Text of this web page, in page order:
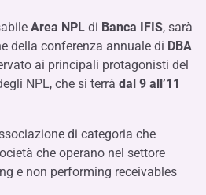
Area NPL di Banca IFIS, sarà
della conferenza annuale di DBA
ai principali protagonisti del
NPL, che si terrà dal 9 all’11
di categoria che
che operano nel settore
e non performing receivables